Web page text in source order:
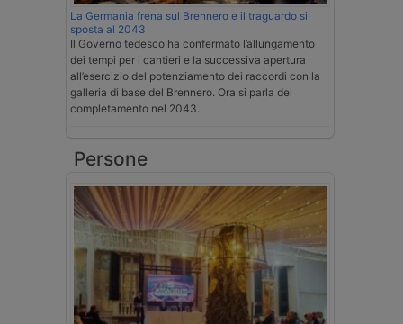
La Germania frena sul Brennero e il traguardo si
sposta al 2043
Il Governo tedesco ha confermato l’allungamento
dei tempi per i cantieri e la successiva apertura
all’esercizio del potenziamento dei raccordi con la
galleria di base del Brennero. Ora si parla del
completamento nel 2043.
Persone